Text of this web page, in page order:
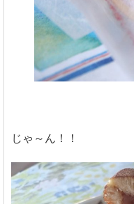
じゃ～ん！！